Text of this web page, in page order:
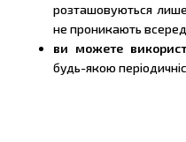
розташовуються лише
не проникають
ви можете
будь-якою